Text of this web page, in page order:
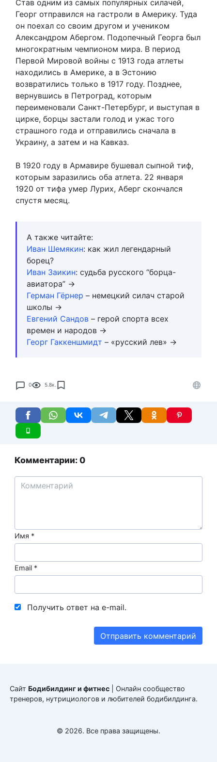
Став одним из самых популярных силачей,
Георг отправился на гастроли в Америку. Туда
он поехал со своим другом и учеником
Александром Абергом. Подопечный Георга был
многократным чемпионом мира. В период
Первой Мировой войны с 1913 года атлеты
находились в Америке, а в Эстонию
возвратились только в 1917 году. Позднее,
вернувшись в Петроград, которым
переименовали Санкт-Петербург, и выступая в
цирке, борцы застали голод и ужас того
страшного года и отправились сначала в
Украину, а затем и на Кавказ.
В 1920 году в Армавире бушевал сыпной тиф,
которым заразились оба атлета. 22 января
1920 от тифа умер Лурих, Аберг скончался
спустя месяц.
А также читайте:
Иван Шемякин: как жил легендарный
борец?
Иван Заикин: судьба русского “борца-
авиатора” →
Герман Гёрнер – немецкий силач старой
школы →
Евгений Сандов – герой спорта всех
времен и народов →
Георг Гаккеншмидт – «русский лев» →
0 5.8к.
Комментарии: 0
Имя *
Email *
Получить ответ на e-mail.
Сайт Бодибилдинг и фитнес | Онлайн сообщество
тренеров, нутрициологов и любителей бодибилдинга.
© 2026. Все права защищены.